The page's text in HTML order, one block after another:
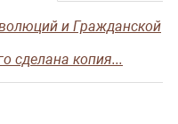
и Гражданской
сделана копия...